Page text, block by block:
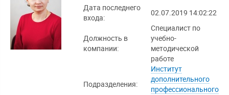
Дата последнего
входа:
02.07.2019 14:02:22
Должность в
компании:
Специалист по
учебно-
методической
работе
Подразделения:
Институт
дополнительного
профессионального